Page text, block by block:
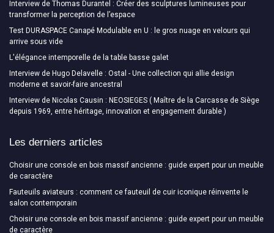
Interview de Thomas Durantel : Créer des sculptures lumineuses pour
transformer la perception de l’espace
Test DURASPACE Canapé Modulable en U : le gros nuage en velours qui
arrive sous vide
L'élégance intemporelle de la table basse galet
Interview de Hugo Delavelle : Ostal - Une collection qui allie design
moderne et savoir-faire ancestral
Interview de Nicolas Causin : NEOSIEGES ( Maître de la Carcasse de Siège
depuis 1969, entre héritage, innovation et engagement durable )
Les derniers articles
Choisir une console en bois massif ancienne : guide expert pour un meuble
de caractère
Fauteuils aviateurs : comment ce fauteuil de cuir iconique réinvente le
salon contemporain
Choisir une console en bois massif ancienne : guide expert pour un meuble
de caractère